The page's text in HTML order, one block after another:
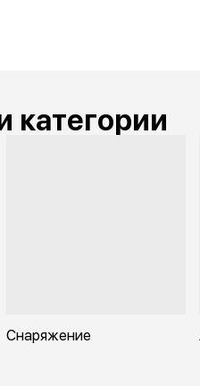
категории
Снаряжение